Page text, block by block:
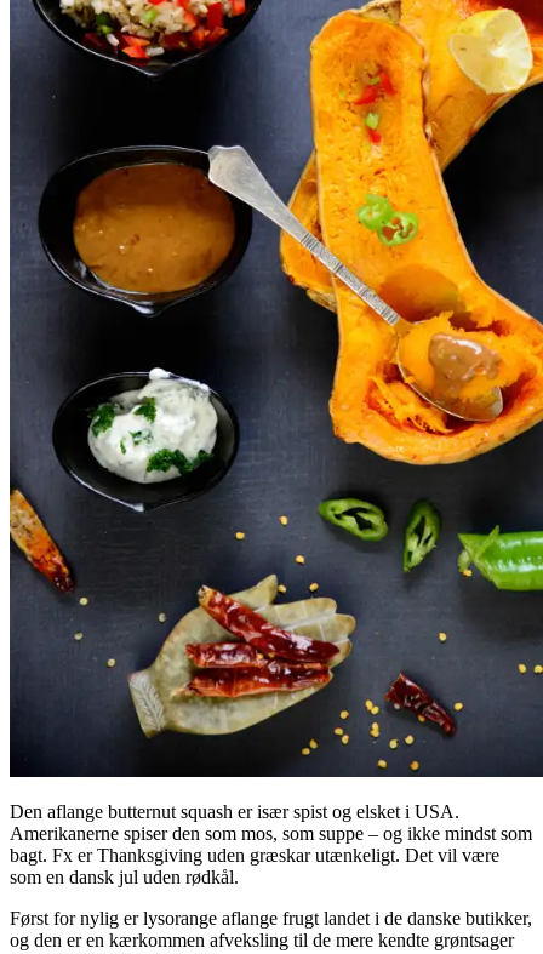
Den aflange butternut squash er især spist og elsket i USA.
Amerikanerne spiser den som mos, som suppe – og ikke mindst som
bagt. Fx er Thanksgiving uden græskar utænkeligt. Det vil være
som en dansk jul uden rødkål.
Først for nylig er lysorange aflange frugt landet i de danske butikker,
og den er en kærkommen afveksling til de mere kendte grøntsager